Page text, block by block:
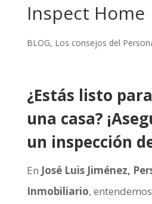
Inspect Home
BLOG, Los consejos del
¿Estás listo
una casa?
un inspección
En José Luis Jiménez,
Inmobiliario,